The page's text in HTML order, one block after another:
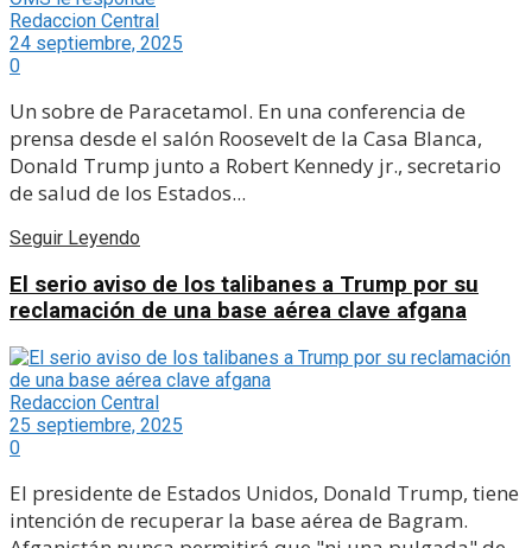
Redaccion Central
24 septiembre, 2025
0
Un sobre de Paracetamol. En una conferencia de
prensa desde el salón Roosevelt de la Casa Blanca,
Donald Trump junto a Robert Kennedy jr., secretario
de salud de los Estados...
Seguir Leyendo
El serio aviso de los talibanes a Trump por su
reclamación de una base aérea clave afgana
Redaccion Central
25 septiembre, 2025
0
El presidente de Estados Unidos, Donald Trump, tiene
intención de recuperar la base aérea de Bagram.